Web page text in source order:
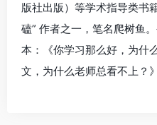
版社出版）等学术指导类书
磕” 作者之一，笔名爬树鱼
本：《你学习那么好，为什
文，为什么老师总看不上？》